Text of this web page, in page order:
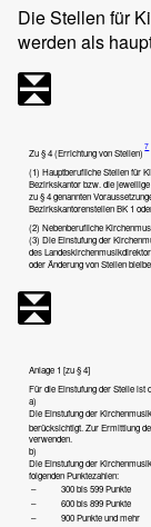
Die Stellen für
werden als
Zu § 4 (Errichtung von Stellen)
7
(1) Hauptberufliche Stellen für
Bezirkskantor bzw. die
zu § 4 genannten
Bezirkskantorenstellen BK 1
(2) Nebenberufliche
(3) Die Einstufung der
des
oder Änderung von Stellen
Anlage 1 [zu § 4]
Für die Einstufung der Stelle ist
a)
Die Einstufung der
berücksichtigt. Zur Ermittlung
verwenden.
b)
Die Einstufung der
folgenden Punktezahlen:
–
300 bis 599 Punkte
–
600 bis 899 Punkte
–
900 Punkte und mehr